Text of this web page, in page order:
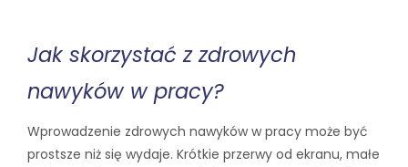
Jak skorzystać z zdrowych
nawyków w pracy?
Wprowadzenie zdrowych nawyków w pracy może być
prostsze niż się wydaje. Krótkie przerwy od ekranu, małe